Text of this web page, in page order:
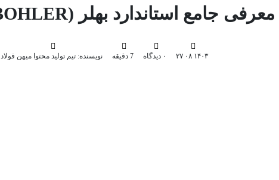
معرفی جامع استاندارد بهلر (BOHLER) اتریش
۱۴۰۳ ۰۸ ۲۷ ۰ دیدگاه 7 دقیقه نویسنده: تیم تولید محتوا میهن فولاد